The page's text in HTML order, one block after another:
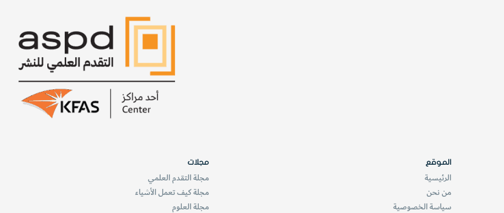
الموقع
الرئيسية
من نحن
سياسة الخصوصية
مجلات
مجلة التقدم العلمي
مجلة كيف تعمل الأشياء
مجلة العلوم